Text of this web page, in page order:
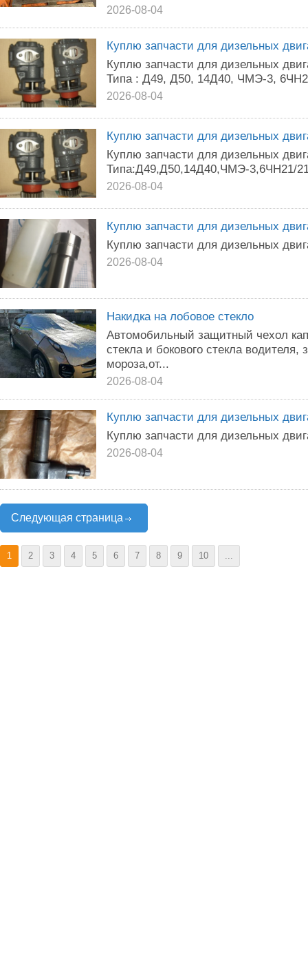
2026-08-04
Куплю запчасти для дизельных
Куплю запчасти для дизельных
Типа : Д49, Д50, 14Д40, ЧМЭ-3,
2026-08-04
Куплю запчасти для дизельных
Куплю запчасти для дизельных
Типа:Д49,Д50,14Д40,ЧМЭ-3,6ЧН21/
2026-08-04
Куплю запчасти для дизельных
Куплю запчасти для дизельных
2026-08-04
Накидка на лобовое стекло
Автомобильный защитный чехол
стекла и бокового стекла водителя,
мороза,от...
2026-08-04
Куплю запчасти для дизельных
Куплю запчасти для дизельных
2026-08-04
Следующая страница
1 2 3 4 5 6 7 8 9 10 ...